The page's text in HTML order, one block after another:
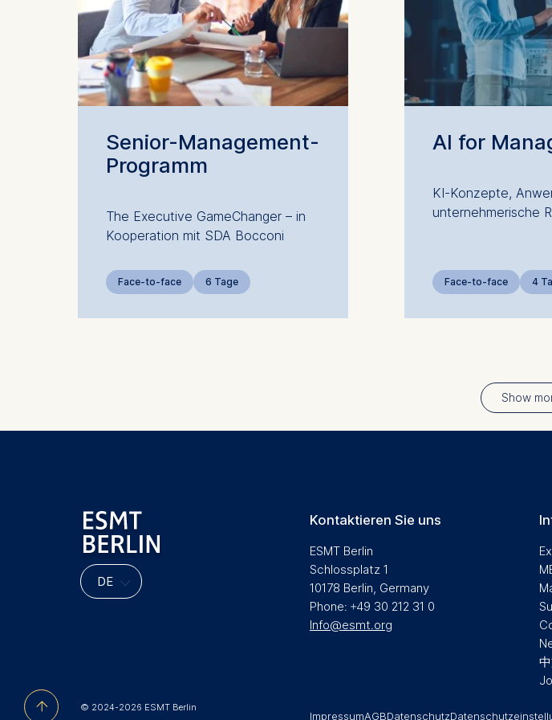
Senior-Management-
Programm
The Executive GameChanger – in
Kooperation mit SDA Bocconi
Face-to-face 6 Tage
AI for
KI-Konzepte,
unternehmerische
Face-to-face 4
Seitennummerierung
Show
Kontaktieren Sie uns
ESMT Berlin
Schlossplatz 1
10178 Berlin, Germany
Phone: +49 30 212 31 0
Info@esmt.org
© 2024-2026 ESMT Berlin
ImpressumAGBDatenschutz
Marketing and personalized content
The following types of data may be
Device information
User behavior
The storage duration of cookies varies
maximum of 24 months. The legal basis
You may withdraw your consent at any
be done via the consent banner
Cookies contained in this category are:
Cookies that help us to provide more
Cookies contained in this category are: